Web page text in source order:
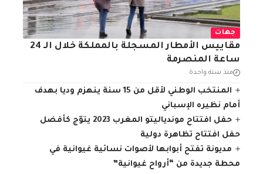
جهات
مقاييس الأمطار المسجلة بالمملكة خلال الـ 24
ساعة المنصرمة
منذ سنة واحدة
المنتخب الوطني لأقل من 15 سنة ينهزم وديا بهدف
أمام نظيره الإسباني
حفل افتتاح موندياليتو المغرب 2023 يتوّج كأفضل
حفل افتتاح تظاهرة دولية
مديونة تفتح أبوابها لأصوات نسائية غيوانية في
محطة جديدة من “أرواح غيوانية”